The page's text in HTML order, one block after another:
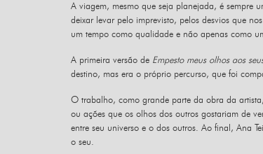
A viagem, mesmo que seja planejada, é sempre
deixar levar pelo imprevisto, pelos desvios que
um tempo como qualidade e não apenas como
A primeira versão de Empesto meus olhos aos
destino, mas era o próprio percurso, que foi
O trabalho, como grande parte da obra da
ou ações que os olhos dos outros gostariam de
entre seu universo e o dos outros. Ao final, Ana
o seu.